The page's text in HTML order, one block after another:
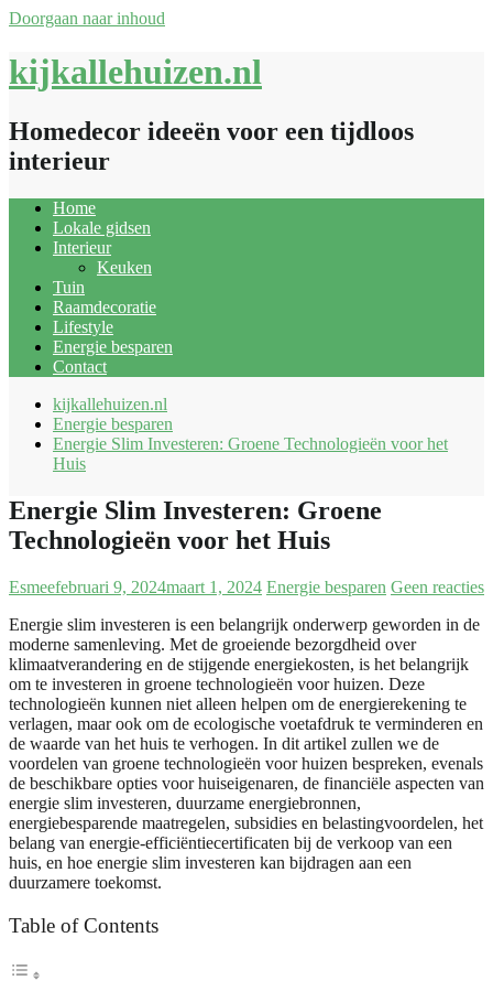
Doorgaan naar inhoud
kijkallehuizen.nl
Homedecor ideeën voor een tijdloos
interieur
Home
Lokale gidsen
Interieur
Keuken
Tuin
Raamdecoratie
Lifestyle
Energie besparen
Contact
kijkallehuizen.nl
Energie besparen
Energie Slim Investeren: Groene Technologieën voor het
Huis
Energie Slim Investeren: Groene
Technologieën voor het Huis
Esmeefebruari 9, 2024maart 1, 2024 Energie besparen Geen reacties
Energie slim investeren is een belangrijk onderwerp geworden in de
moderne samenleving. Met de groeiende bezorgdheid over
klimaatverandering en de stijgende energiekosten, is het belangrijk
om te investeren in groene technologieën voor huizen. Deze
technologieën kunnen niet alleen helpen om de energierekening te
verlagen, maar ook om de ecologische voetafdruk te verminderen en
de waarde van het huis te verhogen. In dit artikel zullen we de
voordelen van groene technologieën voor huizen bespreken, evenals
de beschikbare opties voor huiseigenaren, de financiële aspecten van
energie slim investeren, duurzame energiebronnen,
energiebesparende maatregelen, subsidies en belastingvoordelen, het
belang van energie-efficiëntiecertificaten bij de verkoop van een
huis, en hoe energie slim investeren kan bijdragen aan een
duurzamere toekomst.
Table of Contents